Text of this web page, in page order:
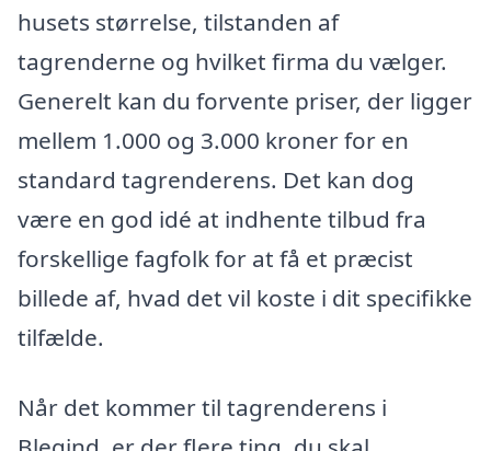
husets størrelse, tilstanden af
tagrenderne og hvilket firma du vælger.
Generelt kan du forvente priser, der ligger
mellem 1.000 og 3.000 kroner for en
standard tagrenderens. Det kan dog
være en god idé at indhente tilbud fra
forskellige fagfolk for at få et præcist
billede af, hvad det vil koste i dit specifikke
tilfælde.
Når det kommer til tagrenderens i